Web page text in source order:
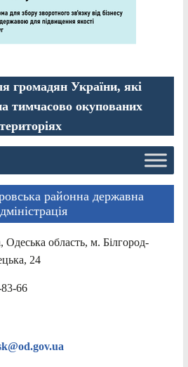
громадян України, які
тимчасово окупованих
територіях
районна державна
Одеська область, м. Білгород-
24
66